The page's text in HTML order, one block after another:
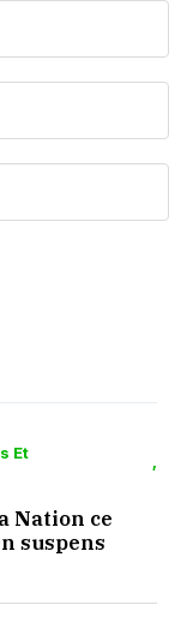
Et
Nation ce
suspens